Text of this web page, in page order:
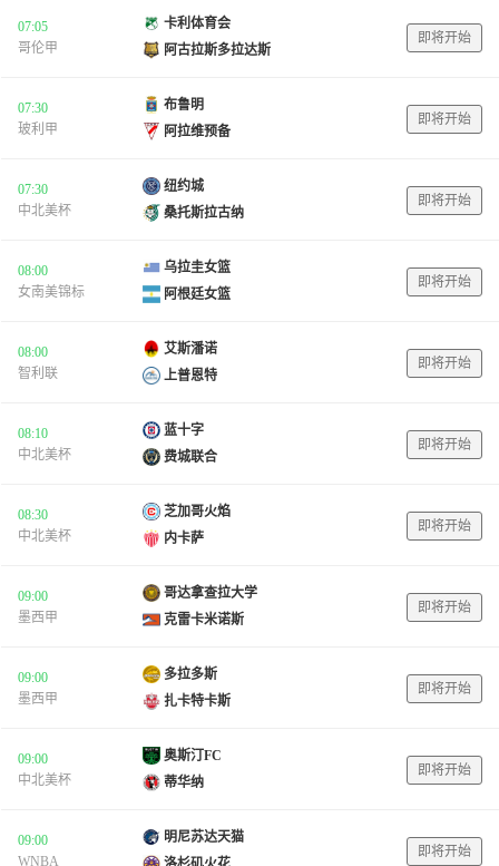
07:05
哥伦甲
卡利体育会
阿古拉斯多拉达斯
即将开始
07:30
玻利甲
布鲁明
阿拉维预备
即将开始
07:30
中北美杯
纽约城
桑托斯拉古纳
即将开始
08:00
女南美锦标
乌拉圭女篮
阿根廷女篮
即将开始
08:00
智利联
艾斯潘诺
上普恩特
即将开始
08:10
中北美杯
蓝十字
费城联合
即将开始
08:30
中北美杯
芝加哥火焰
内卡萨
即将开始
09:00
墨西甲
哥达拿查拉大学
克雷卡米诺斯
即将开始
09:00
墨西甲
多拉多斯
扎卡特卡斯
即将开始
09:00
中北美杯
奥斯汀FC
蒂华纳
即将开始
09:00
WNBA
明尼苏达天猫
即将开始